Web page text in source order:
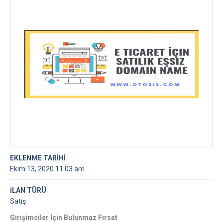
EKLENME TARİHİ
Ekim 13, 2020 11:03 am
İLAN TÜRÜ
Satış
Girişimciler İçin Bulunmaz Fırsat